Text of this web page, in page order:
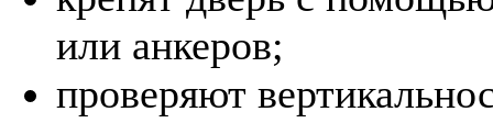
или анкеров;
проверяют